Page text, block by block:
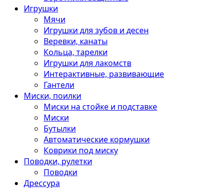
Игрушки
Мячи
Игрушки для зубов и десен
Веревки, канаты
Кольца, тарелки
Игрушки для лакомств
Интерактивные, развивающие
Гантели
Миски, поилки
Миски на стойке и подставке
Миски
Бутылки
Автоматические кормушки
Коврики под миску
Поводки, рулетки
Поводки
Дрессура